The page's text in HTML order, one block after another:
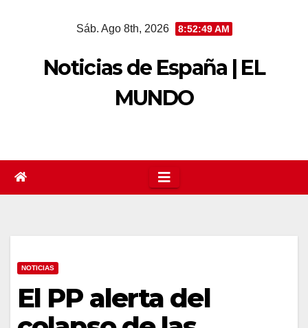
Sáb. Ago 8th, 2026 8:52:50 AM
Noticias de España | EL
MUNDO
NOTICIAS
El PP alerta del